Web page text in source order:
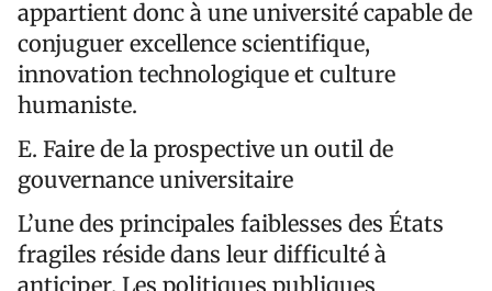
appartient donc à une université capable de
conjuguer excellence scientifique,
innovation technologique et culture
humaniste.
E. Faire de la prospective un outil de
gouvernance universitaire
L’une des principales faiblesses des États
fragiles réside dans leur difficulté à
anticiper. Les politiques publiques